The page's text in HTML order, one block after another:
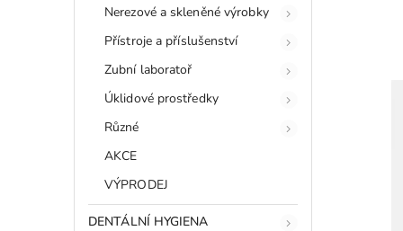
Nerezové a skleněné výrobky
Přístroje a příslušenství
Zubní laboratoř
Úklidové prostředky
Různé
AKCE
VÝPRODEJ
DENTÁLNÍ HYGIENA